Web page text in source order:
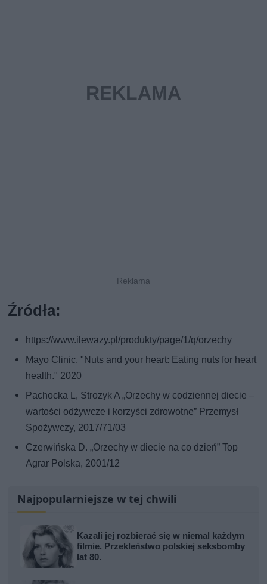
Źródła:
https://www.ilewazy.pl/produkty/page/1/q/orzechy
Mayo Clinic. "Nuts and your heart: Eating nuts for heart
health." 2020
Pachocka L, Strozyk A „Orzechy w codziennej diecie –
wartości odżywcze i korzyści zdrowotne” Przemysł
Spożywczy, 2017/71/03
Czerwińska D. „Orzechy w diecie na co dzień” Top
Agrar Polska, 2001/12
Najpopularniejsze w tej chwili
Kazali jej rozbierać się w niemal każdym
filmie. Przekleństwo polskiej seksbomby
lat 80.